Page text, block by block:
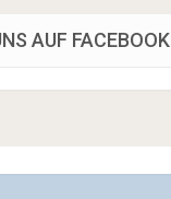
AUF FACEBOOK